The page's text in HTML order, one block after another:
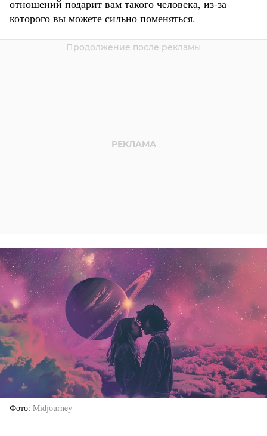
отношений подарит вам такого человека, из-за
которого вы можете сильно поменяться.
Фото Midjourney